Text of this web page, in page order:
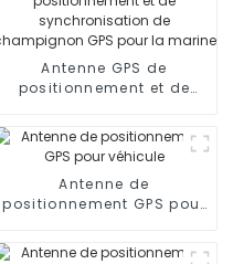
Antenne GPS de
positionnement et de
champignon GPS pour la
marine
Antenne de
positionnement GPS pour